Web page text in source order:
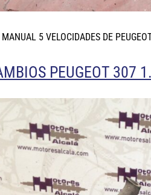
5 VELOCIDADES DE
PEUGEOT 307